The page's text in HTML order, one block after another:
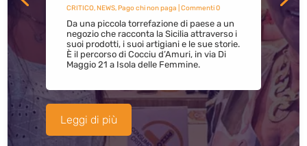
CRITICO,NEWS,Pago chi non paga | Commenti 0
Da una piccola torrefazione di paese a un
negozio che racconta la Sicilia attraverso i
suoi prodotti, i suoi artigiani e le sue storie.
È il percorso di Cocciu d’Amuri, in via Di
Maggio 21 a Isola delle Femmine.
Leggi di più